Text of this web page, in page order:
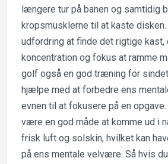
længere tur på banen og samtidig
kropsmusklerne til at kaste
udfordring at finde det rigtige
koncentration og fokus at ramme
golf også en god træning for
hjælpe med at forbedre ens
evnen til at fokusere på en
være en god måde at komme ud i
frisk luft og solskin, hvilket kan
på ens mentale velvære. Så hvis